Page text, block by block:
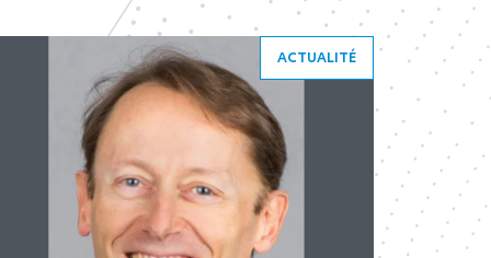
ACTUALITÉ